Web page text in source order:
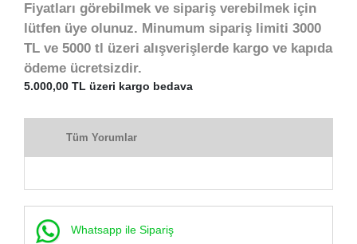
Fiyatları görebilmek ve sipariş verebilmek için
lütfen üye olunuz. Minumum sipariş limiti 3000
TL ve 5000 tl üzeri alışverişlerde kargo ve kapıda
ödeme ücretsizdir.
5.000,00 TL üzeri kargo bedava
Tüm Yorumlar
Whatsapp ile Sipariş